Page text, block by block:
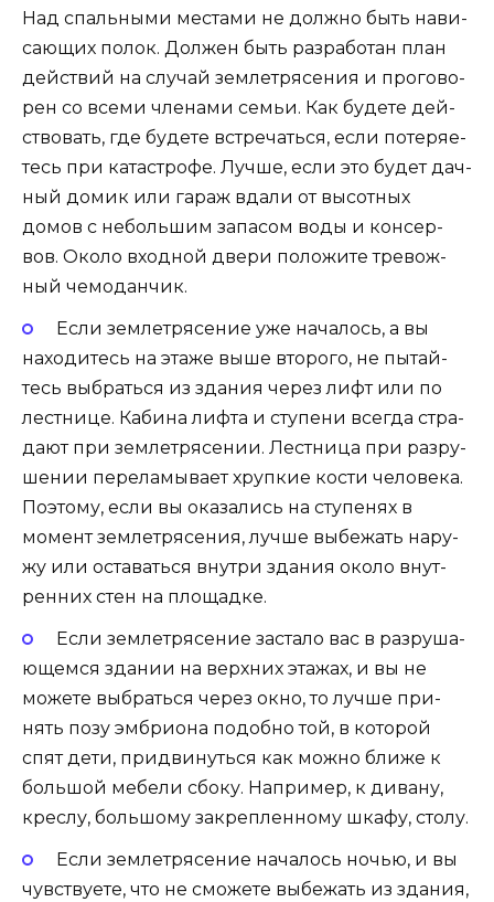
Над спаль­ны­ми места­ми не долж­но быть нави­
са­ю­щих полок. Дол­жен быть раз­ра­бо­тан план
дей­ствий на слу­чай зем­ле­тря­се­ния и про­го­во­
рен со все­ми чле­на­ми семьи. Как буде­те дей­
ство­вать, где буде­те встре­чать­ся, если поте­ря­е­
тесь при ката­стро­фе. Луч­ше, если это будет дач­
ный домик или гараж вда­ли от высот­ных
домов с неболь­шим запа­сом воды и кон­сер­
вов. Око­ло вход­ной две­ри поло­жи­те тре­вож­
ный чемо­дан­чик.
Если зем­ле­тря­се­ние уже нача­лось, а вы
нахо­ди­тесь на эта­же выше вто­ро­го, не пытай­
тесь выбрать­ся из зда­ния через лифт или по
лест­ни­це. Каби­на лиф­та и сту­пе­ни все­гда стра­
да­ют при зем­ле­тря­се­нии. Лест­ни­ца при раз­ру­
ше­нии пере­ла­мы­ва­ет хруп­кие кости чело­ве­ка.
Поэто­му, если вы ока­за­лись на сту­пе­нях в
момент зем­ле­тря­се­ния, луч­ше выбе­жать нару­
жу или оста­вать­ся внут­ри зда­ния око­ло внут­
рен­них стен на площадке.
Если зем­ле­тря­се­ние заста­ло вас в раз­ру­ша­
ю­щем­ся зда­нии на верх­них эта­жах, и вы не
може­те выбрать­ся через окно, то луч­ше при­
нять позу эмбри­о­на подоб­но той, в кото­рой
спят дети, при­дви­нуть­ся как мож­но бли­же к
боль­шой мебе­ли сбо­ку. Напри­мер, к дива­ну,
крес­лу, боль­шо­му закреп­лен­но­му шка­фу, столу.
Если зем­ле­тря­се­ние нача­лось ночью, и вы
чув­ству­е­те, что не смо­же­те выбе­жать из зда­ния,